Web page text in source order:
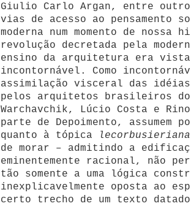
Giulio Carlo Argan, entre
vias de acesso ao pensamento
moderna num momento de nossa
revolução decretada pela
ensino da arquitetura era vista
incontornável. Como
assimilação visceral das
pelos arquitetos brasileiros do
Warchavchik, Lúcio Costa e
parte de Depoimento, assumem
quanto à tópica
lecorbusieriana
de morar – admitindo a
eminentemente racional, não
tão somente a uma lógica
inexplicavelmente oposta ao
certo trecho de um texto